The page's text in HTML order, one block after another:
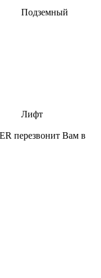
Подземный
Лифт
перезвонит Вам в